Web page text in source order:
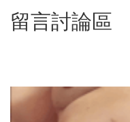
留言討論區